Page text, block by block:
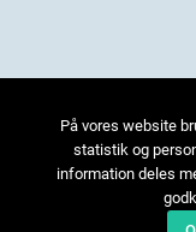
På vores website
statistik og
information deles